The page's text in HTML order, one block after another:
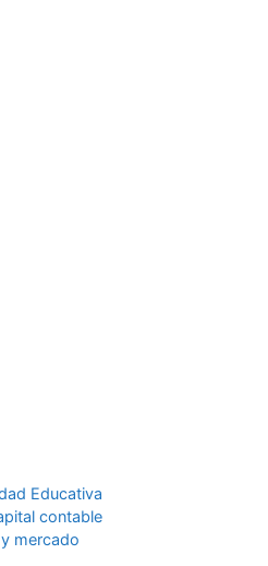
Educativa
contable
mercado